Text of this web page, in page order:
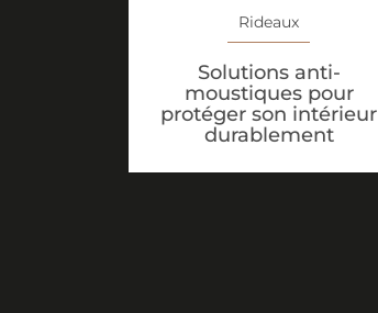
Rideaux
Solutions anti-
moustiques pour
protéger son intérieur
durablement